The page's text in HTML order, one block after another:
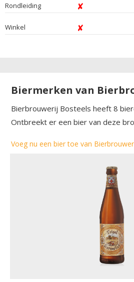
Rondleiding
Winkel
Biermerken van
Bierbrouwerij Bosteels heeft 8
Ontbreekt er een bier van deze
Voeg nu een bier toe van